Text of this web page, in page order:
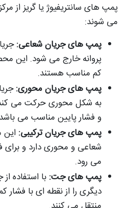
پمپ های سانتریفیوژ یا گریز از
می شوند:
پمپ های جریان شعاعی:
پروانه خارج می شود. این
کم مناسب هستند.
پمپ های جریان محوری:
به شکل محوری حرکت می
و فشار پایین مناسب می
پمپ های جریان ترکیبی: این
شعاعی و محوری دارد و برای
می رود.
پمپ های جت: با استفاده
دیگری را از نقطه ای با فشار